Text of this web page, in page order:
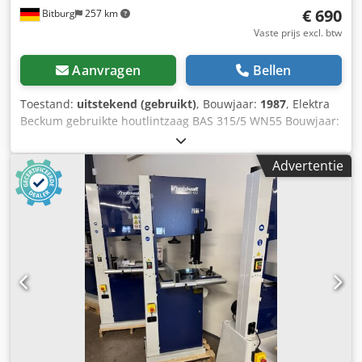
mm Locatie: af magazijn 54634 Bitburg Dwedpfxovk Sdko
Bitburg 257 km € 690
Vaste prijs excl. btw
Aanvragen Bellen
Toestand: uitstekend (gebruikt), Bouwjaar: 1987, Elektra
Beckum gebruikte houtlintzaag BAS 315/5 WN55 Bouwjaar:
1987 Serienummer: 2106584 Lengte zaagblad: 2240 mm
Spanning: 230 volt Zaagdiepte: 170 mm parallelle stop
Basisframe Locatie: af magazijn 54634 Bitburg - per direct
beschikbaar - Dwjdpfx Ahsvkyd Ssnea
Advertentie